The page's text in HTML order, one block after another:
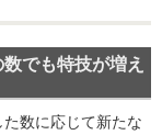
でも特技が増え
数に応じて新たな